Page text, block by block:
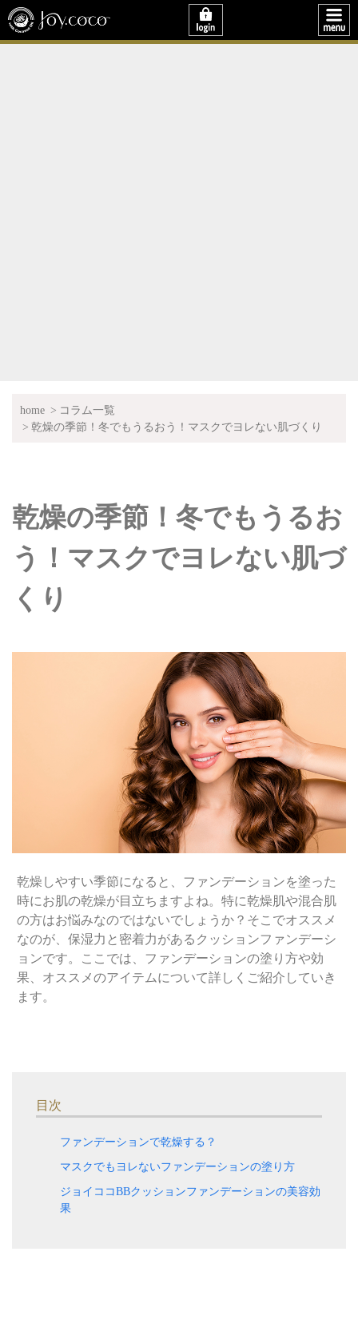
home
コラム一覧
乾燥の季節！冬でもうるおう！マスクでヨレない肌づくり
乾燥の季節！冬でもうるお
う！マスクでヨレない肌づ
くり
乾燥しやすい季節になると、ファンデーションを塗った
時にお肌の乾燥が目立ちますよね。特に乾燥肌や混合肌
の方はお悩みなのではないでしょうか？そこでオススメ
なのが、保湿力と密着力があるクッションファンデーシ
ョンです。ここでは、ファンデーションの塗り方や効
果、オススメのアイテムについて詳しくご紹介していき
ます。
目次
ファンデーションで乾燥する？
マスクでもヨレないファンデーションの塗り方
ジョイココBBクッションファンデーションの美容効
果